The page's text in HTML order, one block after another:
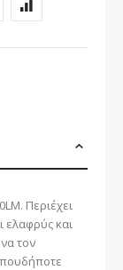
Περιέχει
ελαφρύς και
τον